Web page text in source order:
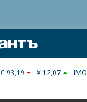
€ 93,19 ¥ 12,07